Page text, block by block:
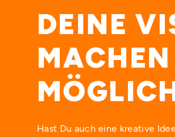
DEINE
MACHEN
Hast Du auch eine kreative